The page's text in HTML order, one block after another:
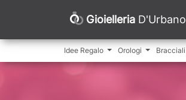
Gioielleria D'Urbano
Idee Regalo Orologi Bracciali